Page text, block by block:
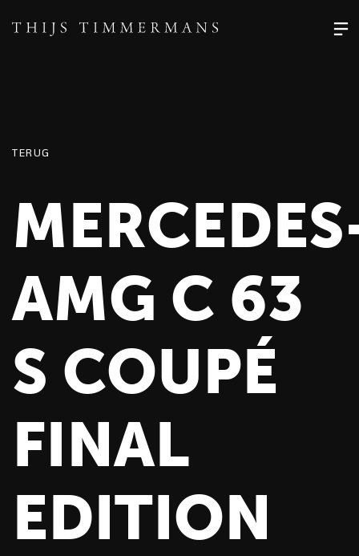
TERUG
AMG C 63
S COUPÉ
FINAL
EDITION